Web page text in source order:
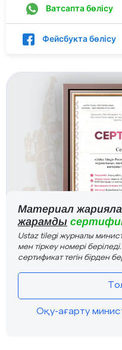
Ватсапта бөлісу
Фейсбукта бөлісу
Материал
жарамды
Ustaz tilegi журналы
мен тіркеу номері
сертификат тегін бірден
Оқу-ағарту